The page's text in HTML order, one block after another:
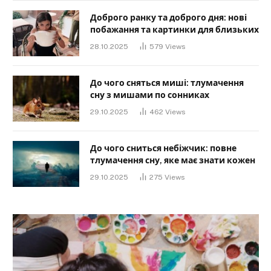
Доброго ранку та доброго дня: нові
побажання та картинки для близьких
28.10.2025 579 Views
До чого сняться миші: тлумачення
сну з мишами по сонниках
29.10.2025 462 Views
До чого сниться небіжчик: повне
тлумачення сну, яке має знати кожен
29.10.2025 275 Views